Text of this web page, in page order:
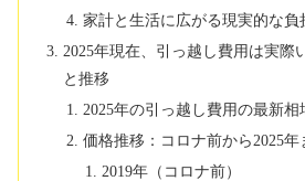
家計と生活に広がる現実的な負
2025年現在、引っ越し費用は実際
と推移
2025年の引っ越し費用の最新相
価格推移：コロナ前から2025年
2019年（コロナ前）